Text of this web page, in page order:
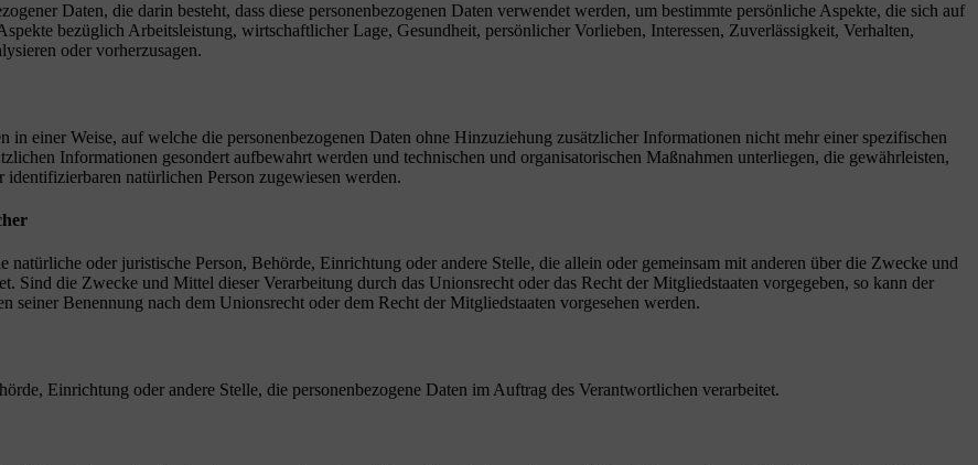
Daten, die darin besteht, dass diese personenbezogenen Daten verwendet werden, um bestimmte persönliche Aspekte, die sich auf
bezüglich Arbeitsleistung, wirtschaftlicher Lage, Gesundheit, persönlicher Vorlieben, Interessen, Zuverlässigkeit, Verhalten,
oder vorherzusagen.
in einer Weise, auf welche die personenbezogenen Daten ohne Hinzuziehung zusätzlicher Informationen nicht mehr einer spezifischen
Informationen gesondert aufbewahrt werden und technischen und organisatorischen Maßnahmen unterliegen, die gewährleisten,
natürlichen Person zugewiesen werden.
oder juristische Person, Behörde, Einrichtung oder andere Stelle, die allein oder gemeinsam mit anderen über die Zwecke und
Sind die Zwecke und Mittel dieser Verarbeitung durch das Unionsrecht oder das Recht der Mitgliedstaaten vorgegeben, so kann der
Benennung nach dem Unionsrecht oder dem Recht der Mitgliedstaaten vorgesehen werden.
Einrichtung oder andere Stelle, die personenbezogene Daten im Auftrag des Verantwortlichen verarbeitet.